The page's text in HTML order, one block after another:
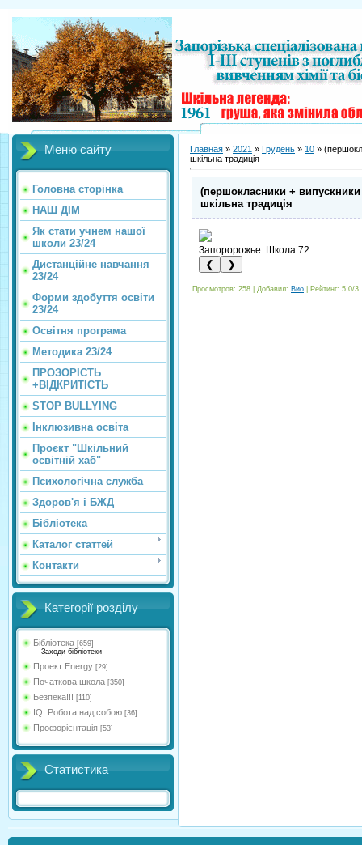
Меню сайту
Головна сторінка
НАШ ДІМ
Як стати учнем нашої
школи 23/24
Дистанційне навчання
23/24
Форми здобуття освіти
23/24
Освітня програма
Методика 23/24
ПРОЗОРІСТЬ
+ВІДКРИТІСТЬ
STOP BULLYING
Інклюзивна освіта
Проєкт "Шкільний
освітній хаб"
Психологічна служба
Здоров'я і БЖД
Бібліотека
Каталог статтей
Контакти
Категорії розділу
Бібліотека [659]
Заходи бібліотеки
Проект Energy [29]
Початкова школа [350]
Безпека!!! [110]
IQ. Робота над собою [36]
Профорієнтація [53]
Статистика
Главная » 2021 » Грудень » 10 »
шкільна традиція
(першокласники +
шкільна традиція
Запоророжье. Школа 72.
❮ ❯
Просмотров: 258 Добавил: Вио Рейтинг: 5.0/3